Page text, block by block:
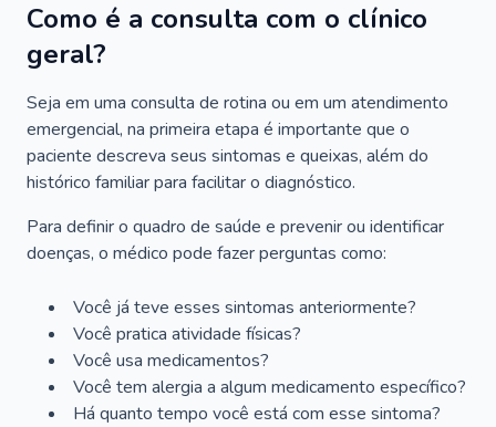
Como é a consulta com o clínico
geral?
Seja em uma consulta de rotina ou em um atendimento
emergencial, na primeira etapa é importante que o
paciente descreva seus sintomas e queixas, além do
histórico familiar para facilitar o diagnóstico.
Para definir o quadro de saúde e prevenir ou identificar
doenças, o médico pode fazer perguntas como:
Você já teve esses sintomas anteriormente?
Você pratica atividade físicas?
Você usa medicamentos?
Você tem alergia a algum medicamento específico?
Há quanto tempo você está com esse sintoma?